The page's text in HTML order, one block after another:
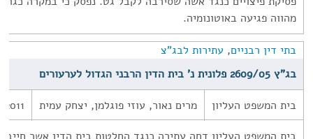
מהווה פגיעה באוטונומיה.
בתי דין רבניים,עתירות לבג"צ
בג"ץ 2609/05 פלונית נ' בית הדין הרבני הגדול לערעורים
בית המשפט העליון מרים נאור, עוזי פוגלמן, יצחק עמית